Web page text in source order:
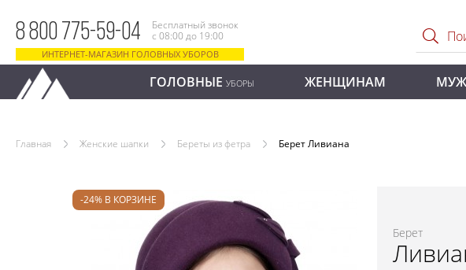
8 800 775-59-04
Бесплатный звонок
с 08:00 до 19:00
ИНТЕРНЕТ-МАГАЗИН ГОЛОВНЫХ УБОРОВ
ГОЛОВНЫЕ УБОРЫ ЖЕНЩИНАМ
Главная Женские шапки Береты из фетра Берет Ливиана
-24% В КОРЗИНЕ
Берет